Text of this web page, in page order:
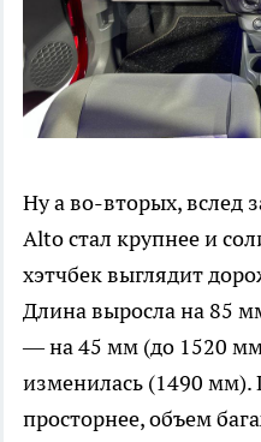
Ну а во-вторых, вслед
Alto стал крупнее и
хэтчбек выглядит
Длина выросла на 85
— на 45 мм (до 1520
изменилась (1490 мм).
просторнее, объем